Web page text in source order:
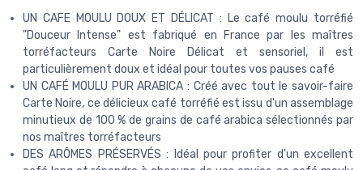
UN CAFE MOULU DOUX ET DÉLICAT : Le café moulu torréfié
"Douceur Intense" est fabriqué en France par les maîtres
torréfacteurs Carte Noire Délicat et sensoriel, il est
particulièrement doux et idéal pour toutes vos pauses café
UN CAFÉ MOULU PUR ARABICA : Créé avec tout le savoir-faire
Carte Noire, ce délicieux café torréfié est issu d'un assemblage
minutieux de 100 % de grains de café arabica sélectionnés par
nos maîtres torréfacteurs
DES ARÔMES PRÉSERVÉS : Idéal pour profiter d'un excellent